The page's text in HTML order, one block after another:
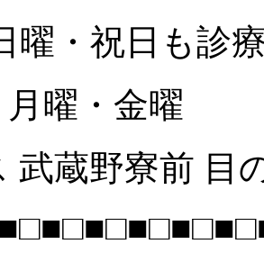
曜・祝日も診
曜・金曜
武蔵野寮前 目